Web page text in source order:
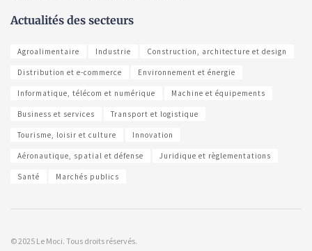
Actualités des secteurs
Agroalimentaire Industrie Construction, architecture et design
Distribution et e-commerce Environnement et énergie
Informatique, télécom et numérique Machine et équipements
Business et services Transport et logistique
Tourisme, loisir et culture Innovation
Aéronautique, spatial et défense Juridique et règlementations
Santé Marchés publics
© 2025 Le Moci. Tous droits réservés.